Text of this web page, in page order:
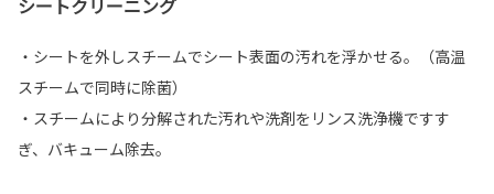
シートクリーニング
・シートを外しスチームでシート表面の汚れを浮かせる。（高温
スチームで同時に除菌）
・スチームにより分解された汚れや洗剤をリンス洗浄機ですす
ぎ、バキューム除去。